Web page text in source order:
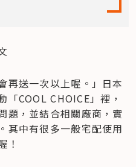
再送一次以上喔。」日本
COOL CHOICE」裡，
題，並結合相關廠商，實
其中有很多一般宅配使用
！